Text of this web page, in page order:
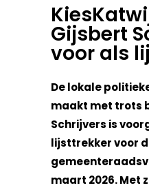
Gijsbert
voor als
De lokale
maakt met trots
Schrijvers is
lijsttrekker voor
maart 2026. Met